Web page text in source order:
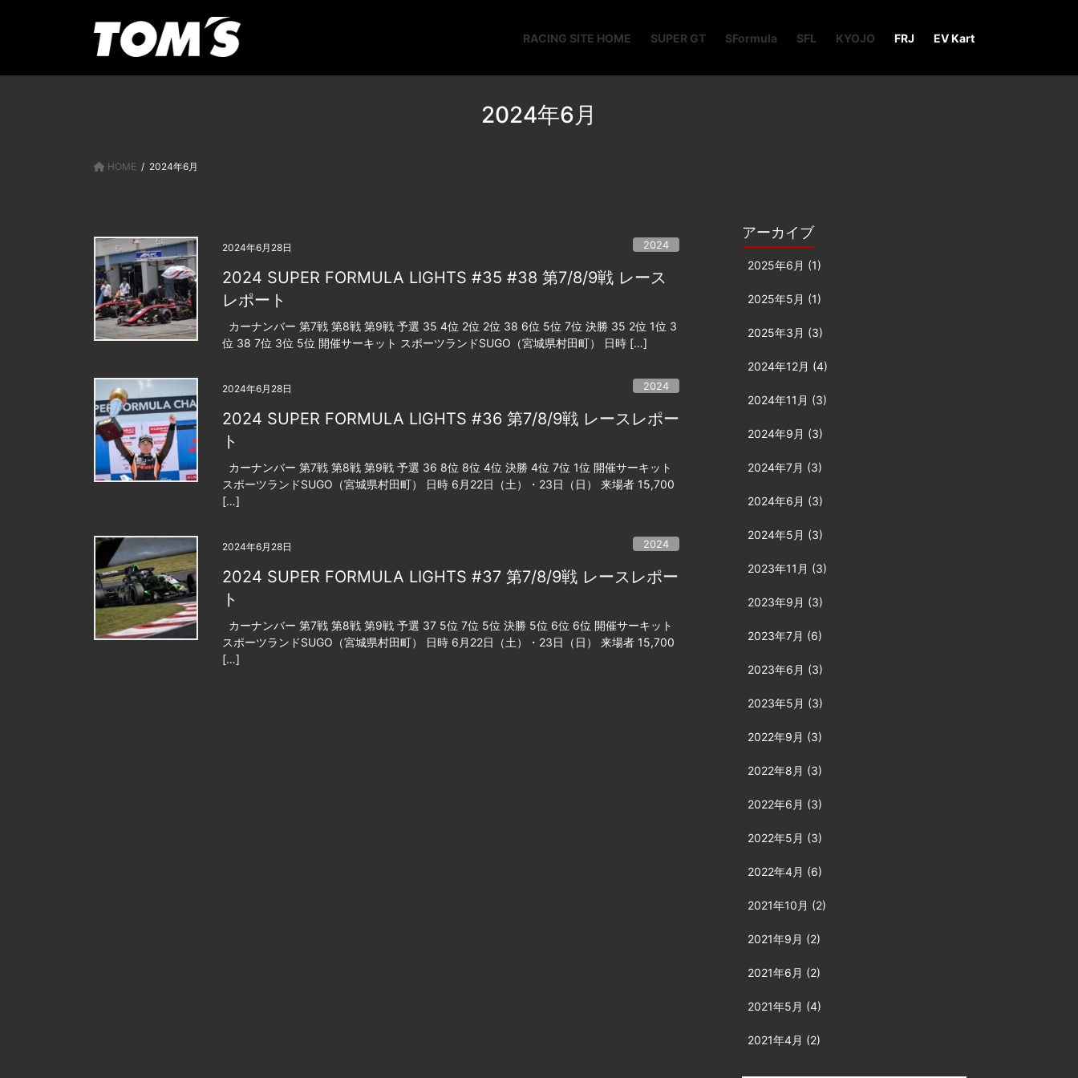
RACING SITE HOME SUPER GT SFormula SFL KYOJO FRJ EV Kart
2024年6月
HOME 2024年6月
2024年6月28日 2024
2024 SUPER FORMULA LIGHTS #35 #38 第7/8/9戦 レース
レポート
カーナンバー 第7戦 第8戦 第9戦 予選 35 4位 2位 2位 38 6位 5位 7位 決勝 35 2位 1位 3
位 38 7位 3位 5位 開催サーキット スポーツランドSUGO（宮城県村田町） 日時 […]
2024年6月28日 2024
2024 SUPER FORMULA LIGHTS #36 第7/8/9戦 レースレポー
ト
カーナンバー 第7戦 第8戦 第9戦 予選 36 8位 8位 4位 決勝 4位 7位 1位 開催サーキット
スポーツランドSUGO（宮城県村田町） 日時 6月22日（土）・23日（日） 来場者 15,700
[…]
2024年6月28日 2024
2024 SUPER FORMULA LIGHTS #37 第7/8/9戦 レースレポー
ト
カーナンバー 第7戦 第8戦 第9戦 予選 37 5位 7位 5位 決勝 5位 6位 6位 開催サーキット
スポーツランドSUGO（宮城県村田町） 日時 6月22日（土）・23日（日） 来場者 15,700
[…]
アーカイブ
2025年6月 (1)
2025年5月 (1)
2025年3月 (3)
2024年12月 (4)
2024年11月 (3)
2024年9月 (3)
2024年7月 (3)
2024年6月 (3)
2024年5月 (3)
2023年11月 (3)
2023年9月 (3)
2023年7月 (6)
2023年6月 (3)
2023年5月 (3)
2022年9月 (3)
2022年8月 (3)
2022年6月 (3)
2022年5月 (3)
2022年4月 (6)
2021年10月 (2)
2021年9月 (2)
2021年6月 (2)
2021年5月 (4)
2021年4月 (2)